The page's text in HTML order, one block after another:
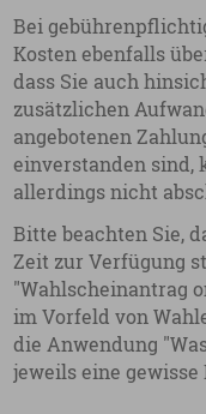
Bei
Kosten ebenfalls
dass Sie auch
zusätzlichen
angebotenen
einverstanden sind,
allerdings nicht
Bitte beachten Sie,
Zeit zur Verfügung
"Wahlscheinantrag
im Vorfeld von
die Anwendung
jeweils eine gewisse